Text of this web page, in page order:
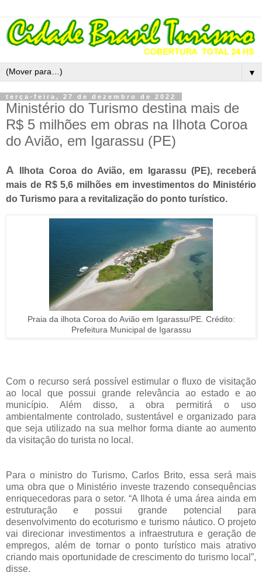
▼
terça-feira, 27 de dezembro de 2022
Ministério do Turismo destina mais de
R$ 5 milhões em obras na Ilhota Coroa
do Avião, em Igarassu (PE)
A
Ilhota Coroa do Avião, em Igarassu (PE), receberá
mais de R$ 5,6 milhões em investimentos do Ministério
do Turismo para a revitalização do ponto turístico.
Praia da ilhota Coroa do Avião em Igarassu/PE. Crédito:
Prefeitura Municipal de Igarassu
Com o recurso será possível estimular o fluxo de visitação
ao local que possui grande relevância ao estado e ao
município. Além disso, a obra permitirá o uso
ambientalmente controlado, sustentável e organizado para
que seja utilizado na sua melhor forma diante ao aumento
da visitação do turista no local.
Para o ministro do Turismo, Carlos Brito, essa será mais
uma obra que o Ministério investe trazendo consequências
enriquecedoras para o setor. “A Ilhota é uma área ainda em
estruturação e possui grande potencial para
desenvolvimento do ecoturismo e turismo náutico. O projeto
vai direcionar investimentos a infraestrutura e geração de
empregos, além de tornar o ponto turístico mais atrativo
criando mais oportunidade de crescimento do turismo local”,
disse.